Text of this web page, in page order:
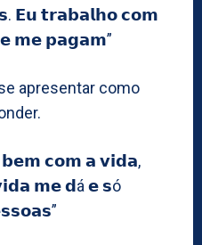
𝗘𝘂 𝘁𝗿𝗮𝗯𝗮𝗹𝗵𝗼 𝗰𝗼𝗺
𝗺𝗲 𝗽𝗮𝗴𝗮𝗺”
apresentar como
𝗰𝗼𝗺 𝗮 𝘃𝗶𝗱𝗮,
𝗺𝗲 𝗱á 𝗲 𝘀ó